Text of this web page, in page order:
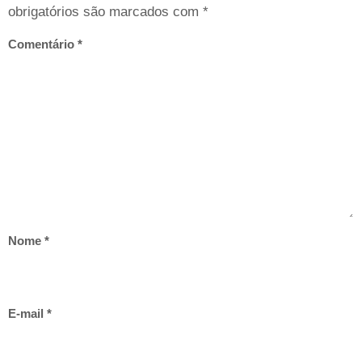
obrigatórios são marcados com *
Comentário *
Nome *
E-mail *